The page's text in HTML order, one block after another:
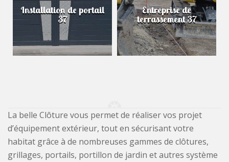
Installation de portail
37
Entreprise de
terrassement 37
La belle Clôture vous permet de réaliser vos projet
d’équipement extérieur, tout en sécurisant votre
habitat grâce à de nombreuses gammes de clôtures,
grillages, portails, portillon de jardin et autres système